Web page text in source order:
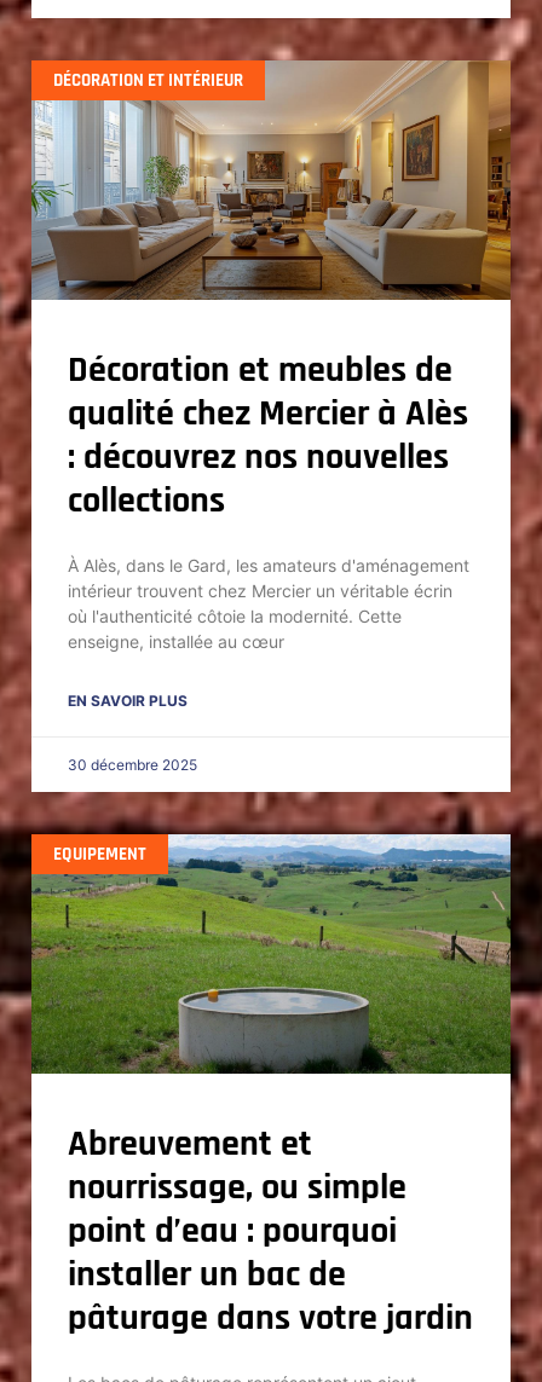
DÉCORATION ET INTÉRIEUR
Décoration et meubles de
qualité chez Mercier à Alès
: découvrez nos nouvelles
collections
À Alès, dans le Gard, les amateurs d'aménagement
intérieur trouvent chez Mercier un véritable écrin
où l'authenticité côtoie la modernité. Cette
enseigne, installée au cœur
EN SAVOIR PLUS
30 décembre 2025
EQUIPEMENT
Abreuvement et
nourrissage, ou simple
point d’eau : pourquoi
installer un bac de
pâturage dans votre jardin